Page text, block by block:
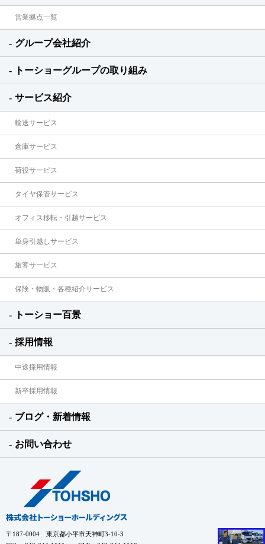
営業拠点一覧
グループ会社紹介
トーショーグループの取り組み
サービス紹介
輸送サービス
倉庫サービス
荷役サービス
タイヤ保管サービス
オフィス移転・引越サービス
単身引越しサービス
旅客サービス
保険・物販・各種紹介サービス
トーショー百景
採用情報
中途採用情報
新卒採用情報
ブログ・新着情報
お問い合わせ
〒187-0004 東京都小平市天神町3-10-3